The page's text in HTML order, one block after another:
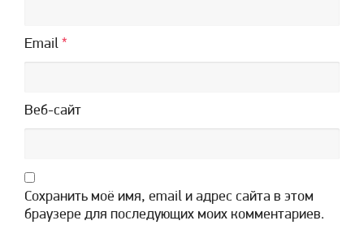
Email *
Веб-сайт
Сохранить моё имя, email и адрес сайта в этом
браузере для последующих моих комментариев.